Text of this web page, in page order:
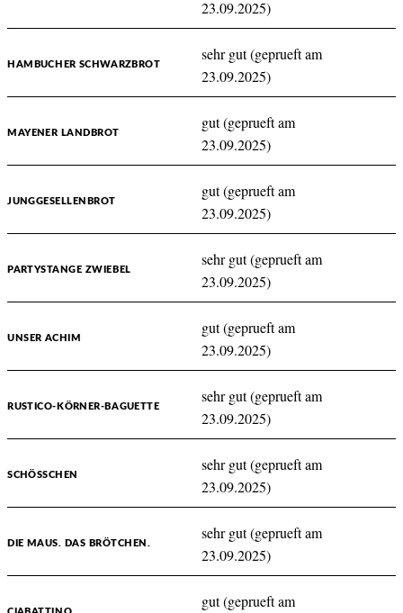
23.09.2025)
HAMBUCHER SCHWARZBROT
sehr gut (geprueft am
23.09.2025)
MAYENER LANDBROT
gut (geprueft am
23.09.2025)
JUNGGESELLENBROT
gut (geprueft am
23.09.2025)
PARTYSTANGE ZWIEBEL
sehr gut (geprueft am
23.09.2025)
UNSER ACHIM
gut (geprueft am
23.09.2025)
RUSTICO-KÖRNER-BAGUETTE
sehr gut (geprueft am
23.09.2025)
SCHÖSSCHEN
sehr gut (geprueft am
23.09.2025)
DIE MAUS. DAS BRÖTCHEN.
sehr gut (geprueft am
23.09.2025)
gut (geprueft am